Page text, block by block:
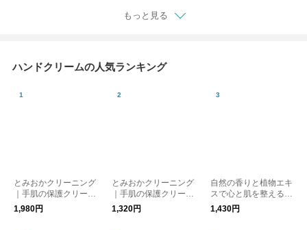
もっと見る
ハンドクリームの人気ランキング
とみおかクリーニング
｜手肌の保護クリーム
100g
1,980円
とみおかクリーニング
｜手肌の保護クリーム
30g
1,320円
自然の香りと植物エキ
スで心と肌を整える C
hwi チ ハンドクリーム
50ml
1,430円